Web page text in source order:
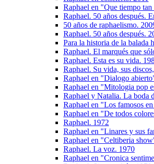
Raphael en "Que tiempo
Raphael. 50 años después.
50 años de raphaelismo.
Raphael. 50 años después.
Para la historia de la balada
Raphael. El marqués que
Raphael. Esta es su vida.
Raphael. Su vida, sus
Raphael en "Dialogo
Raphael en "Mitologia pop
Raphael y Natalia. La boda
Raphael en "Los famosos
Raphael en "De todos
Raphael. 1972
Raphael en "Linares y sus
Raphael en "Celtiberia
Raphael. La voz. 1970
Raphael en "Cronica